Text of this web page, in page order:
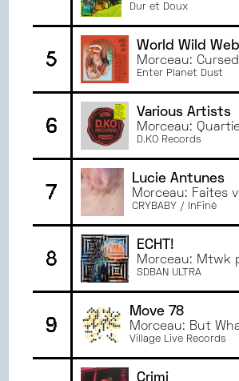
NOVEMBRE 2023
OCTOBRE2023
SEPTEMBRE
2023
2023
2023
MARS2023
FÉVRIER2023
JANVIER2023
2022
2022
AVRIL2022
MARS2022
son pull
Dur et Doux
5
World Wild Web
Morceau:
Enter Planet Dust
6
Various Artists
Morceau:
D.KO Records
7
Lucie Antunes
Morceau: Faites
bisous
CRYBABY / InFiné
8
ECHT!
Morceau: Mtwk
SDBAN ULTRA
9
Move 78
Morceau: But
Wrong
Village Live Records